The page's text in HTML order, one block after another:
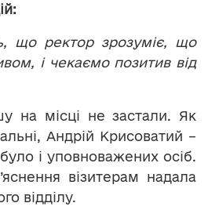
що ректор зрозуміє, що
і чекаємо позитив від
на місці не застали. Як
Андрій Крисоватий –
і уповноважених осіб.
візитерам надала
відділу.